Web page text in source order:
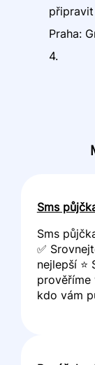
Praha:
4.
Sms
Sms
✅
nejlepší
prověříme
kdo vám